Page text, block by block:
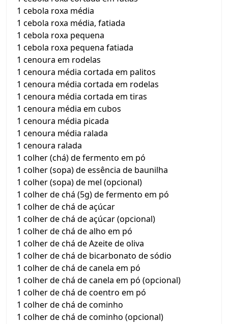
1 cebola roxa média
1 cebola roxa média, fatiada
1 cebola roxa pequena
1 cebola roxa pequena fatiada
1 cenoura em rodelas
1 cenoura média cortada em palitos
1 cenoura média cortada em rodelas
1 cenoura média cortada em tiras
1 cenoura média em cubos
1 cenoura média picada
1 cenoura média ralada
1 cenoura ralada
1 colher (chá) de fermento em pó
1 colher (sopa) de essência de baunilha
1 colher (sopa) de mel (opcional)
1 colher de chá (5g) de fermento em pó
1 colher de chá de açúcar
1 colher de chá de açúcar (opcional)
1 colher de chá de alho em pó
1 colher de chá de Azeite de oliva
1 colher de chá de bicarbonato de sódio
1 colher de chá de canela em pó
1 colher de chá de canela em pó (opcional)
1 colher de chá de coentro em pó
1 colher de chá de cominho
1 colher de chá de cominho (opcional)